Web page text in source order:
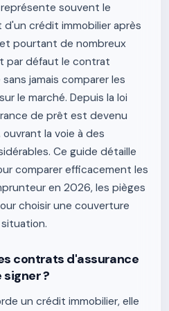
souvent le
crédit immobilier après
pourtant de nombreux
par défaut le contrat
jamais comparer les
le marché. Depuis la loi
de prêt est devenu
la voie à des
Ce guide détaille
comparer efficacement les
en 2026, les pièges
choisir une couverture
contrats d'assurance
?
un crédit immobilier, elle